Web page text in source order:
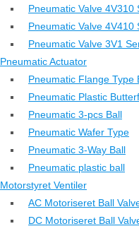
Pneumatic Valve 4V310
Pneumatic Valve 4V410
Pneumatic Valve 3V1
Pneumatic Actuator
Pneumatic Flange Type
Pneumatic Plastic
Pneumatic 3-pcs Ball
Pneumatic Wafer Type
Pneumatic 3-Way Ball
Pneumatic plastic ball
Motorstyret Ventiler
AC Motoriseret Ball
DC Motoriseret Ball